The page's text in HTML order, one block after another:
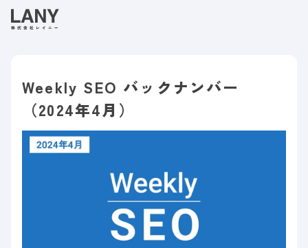
Weekly SEO バックナンバー
（2024年4月）